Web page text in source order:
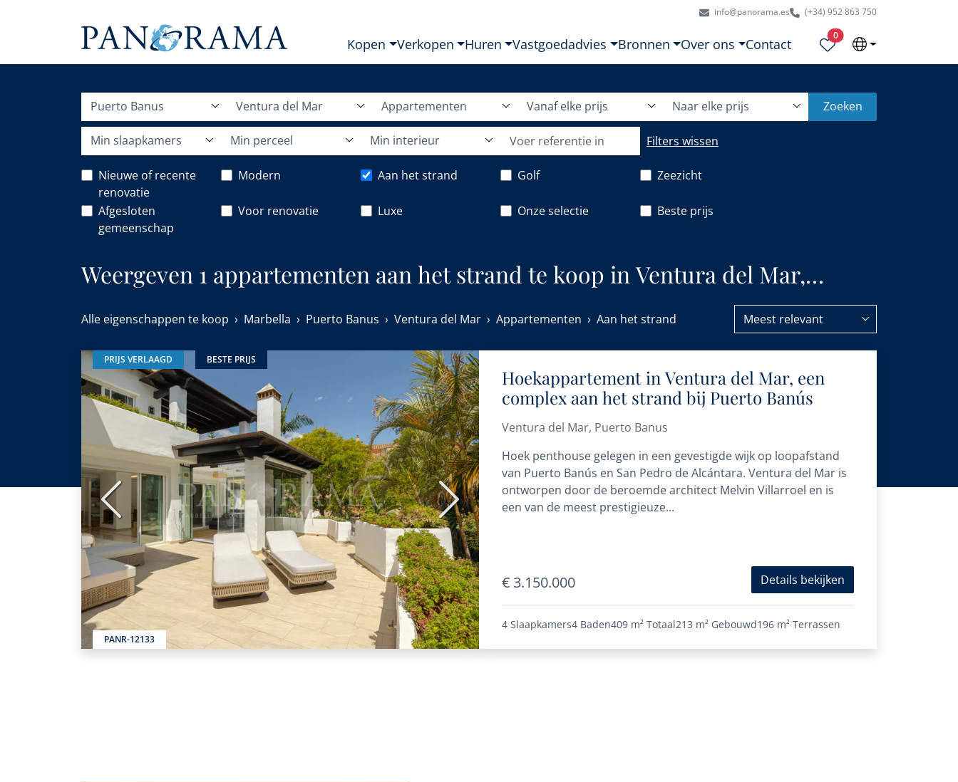
info@panorama.es (+34) 952 863 750
Kopen Verkopen Huren Vastgoedadvies Bronnen Over ons Contact
0Geselecteerde eigendommen
Puerto Banus Ventura del Mar Appartementen Vanaf elke prijs Naar elke prijs Zoeken
Min slaapkamers Min perceel Min interieur Filters wissen
Nieuwe of recente
renovatie
Modern Aan het strand Golf Zeezicht
Afgesloten
gemeenschap
Voor renovatie Luxe Onze selectie Beste prijs
Weergeven 1 appartementen aan het strand te koop in Ventura del Mar,
Alle eigenschappen te koop Marbella Puerto Banus Ventura del Mar Appartementen Aan het strand Meest relevant
PRIJS VERLAAGD BESTE PRIJS
PANR-12133
Vorige Volgende
Hoekappartement in Ventura del Mar, een
complex aan het strand bij Puerto Banús
Ventura del Mar, Puerto Banus
Hoek penthouse gelegen in een gevestigde wijk op loopafstand
van Puerto Banús en San Pedro de Alcántara. Ventura del Mar is
ontworpen door de beroemde architect Melvin Villarroel en is
een van de meest prestigieuze...
€ 3.150.000 Details bekijken
4 Slaapkamers4 Baden409 m² Totaal213 m² Gebouwd196 m² Terrassen